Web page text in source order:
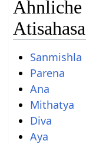
Atisahasa
Sanmishla
Parena
Ana
Mithatya
Diva
Aya